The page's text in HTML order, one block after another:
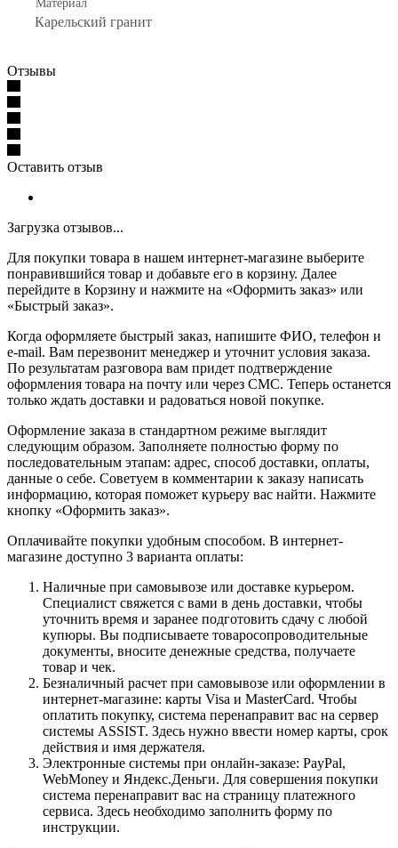
Материал
Карельский гранит
Отзывы
Оставить отзыв
Загрузка отзывов...
Для покупки товара в нашем интернет-магазине выберите
понравившийся товар и добавьте его в корзину. Далее
перейдите в Корзину и нажмите на «Оформить заказ» или
«Быстрый заказ».
Когда оформляете быстрый заказ, напишите ФИО, телефон и
e-mail. Вам перезвонит менеджер и уточнит условия заказа.
По результатам разговора вам придет подтверждение
оформления товара на почту или через СМС. Теперь останется
только ждать доставки и радоваться новой покупке.
Оформление заказа в стандартном режиме выглядит
следующим образом. Заполняете полностью форму по
последовательным этапам: адрес, способ доставки, оплаты,
данные о себе. Советуем в комментарии к заказу написать
информацию, которая поможет курьеру вас найти. Нажмите
кнопку «Оформить заказ».
Оплачивайте покупки удобным способом. В интернет-
магазине доступно 3 варианта оплаты:
Наличные при самовывозе или доставке курьером.
Специалист свяжется с вами в день доставки, чтобы
уточнить время и заранее подготовить сдачу с любой
купюры. Вы подписываете товаросопроводительные
документы, вносите денежные средства, получаете
товар и чек.
Безналичный расчет при самовывозе или оформлении в
интернет-магазине: карты Visa и MasterCard. Чтобы
оплатить покупку, система перенаправит вас на сервер
системы ASSIST. Здесь нужно ввести номер карты, срок
действия и имя держателя.
Электронные системы при онлайн-заказе: PayPal,
WebMoney и Яндекс.Деньги. Для совершения покупки
система перенаправит вас на страницу платежного
сервиса. Здесь необходимо заполнить форму по
инструкции.